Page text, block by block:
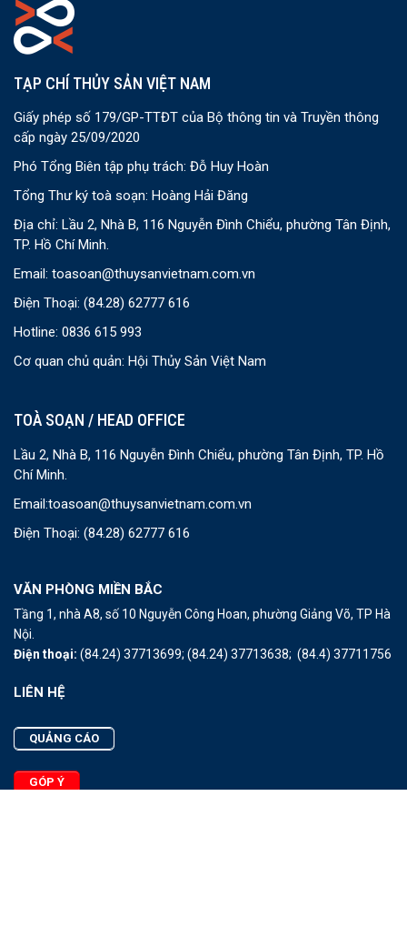
TẠP CHÍ THỦY SẢN VIỆT NAM
Giấy phép số 179/GP-TTĐT của Bộ thông tin và Truyền thông
cấp ngày 25/09/2020
Phó Tổng Biên tập phụ trách: Đỗ Huy Hoàn
Tổng Thư ký toà soạn: Hoàng Hải Đăng
Địa chỉ: Lầu 2, Nhà B, 116 Nguyễn Đình Chiểu, phường Tân Định,
TP. Hồ Chí Minh.
Email: toasoan@thuysanvietnam.com.vn
Điện Thoại: (84.28) 62777 616
Hotline: 0836 615 993
Cơ quan chủ quản: Hội Thủy Sản Việt Nam
TOÀ SOẠN / HEAD OFFICE
Lầu 2, Nhà B, 116 Nguyễn Đình Chiểu, phường Tân Định, TP. Hồ
Chí Minh.
Email:toasoan@thuysanvietnam.com.vn
Điện Thoại: (84.28) 62777 616
VĂN PHÒNG MIỀN BẮC
Tầng 1, nhà A8, số 10 Nguyễn Công Hoan, phường Giảng Võ, TP Hà
Nội.
Điện thoại: (84.24) 37713699; (84.24) 37713638; (84.4) 37711756
LIÊN HỆ
QUẢNG CÁO
GÓP Ý